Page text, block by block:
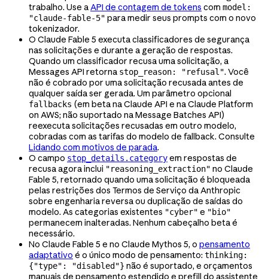
trabalho. Use aAPI de contagem de tokens com model:
"claude-fable-5" para medir seus prompts com o novo
tokenizador.
O Claude Fable 5 executa classificadores de segurança
nas solicitações e durante a geração de respostas.
Quando um classificador recusa uma solicitação, a
Messages API retorna stop_reason: "refusal". Você
não é cobrado por uma solicitação recusada antes de
qualquer saída ser gerada. Um parâmetro opcional
fallbacks (em beta na Claude API e na Claude Platform
on AWS; não suportado na Message Batches API)
reexecuta solicitações recusadas em outro modelo,
cobradas com as tarifas do modelo de fallback. Consulte
Lidando com motivos de parada.
O campo stop_details.categoryem respostas de
recusa agora inclui "reasoning_extraction" no Claude
Fable 5, retornado quando uma solicitação é bloqueada
pelas restrições dos Termos de Serviço da Anthropic
sobre engenharia reversa ou duplicação de saídas do
modelo. As categorias existentes "cyber" e "bio"
permanecem inalteradas. Nenhum cabeçalho beta é
necessário.
No Claude Fable 5 e no Claude Mythos 5, o pensamento
adaptativo é o único modo de pensamento: thinking:
{"type": "disabled"} não é suportado, e orçamentos
manuais de pensamento estendido e prefill do assistente